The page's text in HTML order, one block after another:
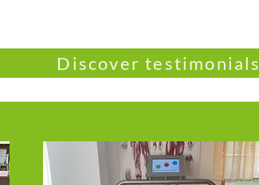
Discover testimonials